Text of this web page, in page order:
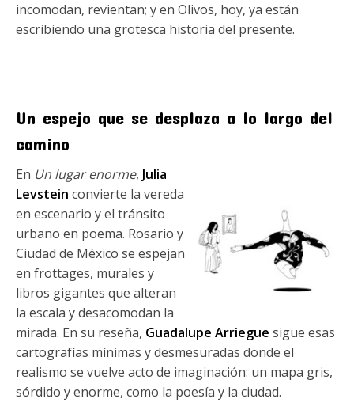
incomodan, revientan; y en Olivos, hoy, ya están
escribiendo una grotesca historia del presente.
Un espejo que se desplaza a lo largo del
camino
En Un lugar enorme, Julia
Levstein convierte la vereda
en escenario y el tránsito
urbano en poema. Rosario y
Ciudad de México se espejan
en frottages, murales y
libros gigantes que alteran
la escala y desacomodan la
mirada. En su reseña, Guadalupe Arriegue sigue esas
cartografías mínimas y desmesuradas donde el
realismo se vuelve acto de imaginación: un mapa gris,
sórdido y enorme, como la poesía y la ciudad.